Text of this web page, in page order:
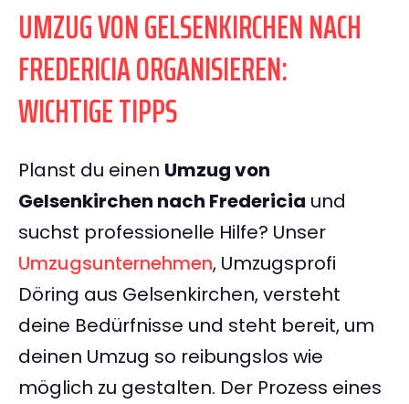
UMZUG VON GELSENKIRCHEN NACH
FREDERICIA ORGANISIEREN:
WICHTIGE TIPPS
Planst du einen Umzug von
Gelsenkirchen nach Fredericia und
suchst professionelle Hilfe? Unser
Umzugsunternehmen, Umzugsprofi
Döring aus Gelsenkirchen, versteht
deine Bedürfnisse und steht bereit, um
deinen Umzug so reibungslos wie
möglich zu gestalten. Der Prozess eines